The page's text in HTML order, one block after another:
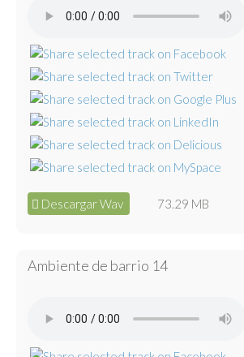
Descargar Wav 73.29 MB
Ambiente de barrio 14